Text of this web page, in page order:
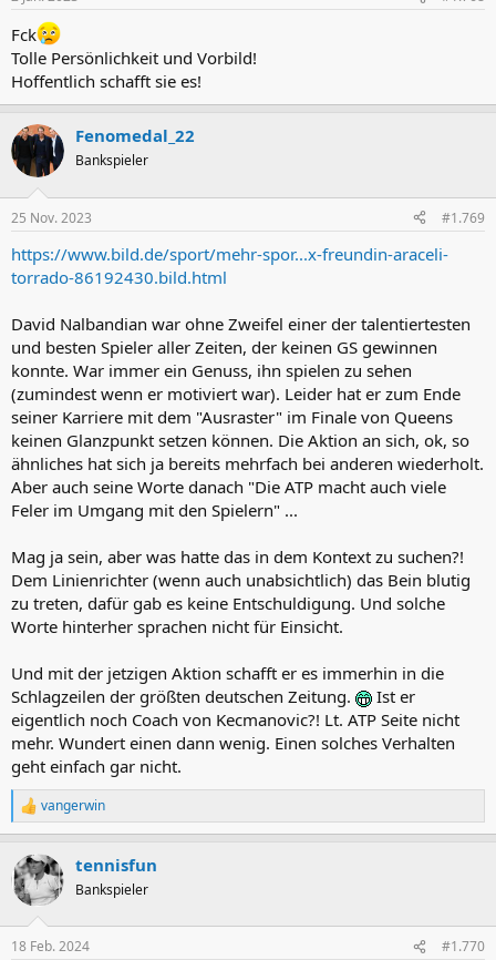
Fck
Tolle Persönlichkeit und Vorbild!
Hoffentlich schafft sie es!
Fenomedal_22
Bankspieler
25 Nov. 2023 #1.769
https://www.bild.de/sport/mehr-spor...x-freundin-araceli-
torrado-86192430.bild.html
David Nalbandian war ohne Zweifel einer der talentiertesten
und besten Spieler aller Zeiten, der keinen GS gewinnen
konnte. War immer ein Genuss, ihn spielen zu sehen
(zumindest wenn er motiviert war). Leider hat er zum Ende
seiner Karriere mit dem "Ausraster" im Finale von Queens
keinen Glanzpunkt setzen können. Die Aktion an sich, ok, so
ähnliches hat sich ja bereits mehrfach bei anderen wiederholt.
Aber auch seine Worte danach "Die ATP macht auch viele
Feler im Umgang mit den Spielern" ...
Mag ja sein, aber was hatte das in dem Kontext zu suchen?!
Dem Linienrichter (wenn auch unabsichtlich) das Bein blutig
zu treten, dafür gab es keine Entschuldigung. Und solche
Worte hinterher sprachen nicht für Einsicht.
Und mit der jetzigen Aktion schafft er es immerhin in die
Schlagzeilen der größten deutschen Zeitung.
Ist er
eigentlich noch Coach von Kecmanovic?! Lt. ATP Seite nicht
mehr. Wundert einen dann wenig. Einen solches Verhalten
geht einfach gar nicht.
R
e
k
t
i
e
vangerwin
tennisfun
Bankspieler
18 Feb. 2024 #1.770